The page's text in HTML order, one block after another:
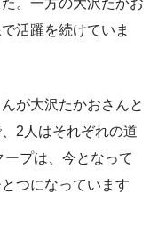
活躍を続けていま
が大沢たかおさんと
、2人はそれぞれの道
プは、今となって
つになっています